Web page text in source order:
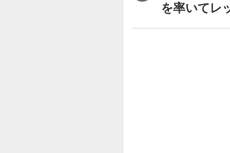
を率いてレ